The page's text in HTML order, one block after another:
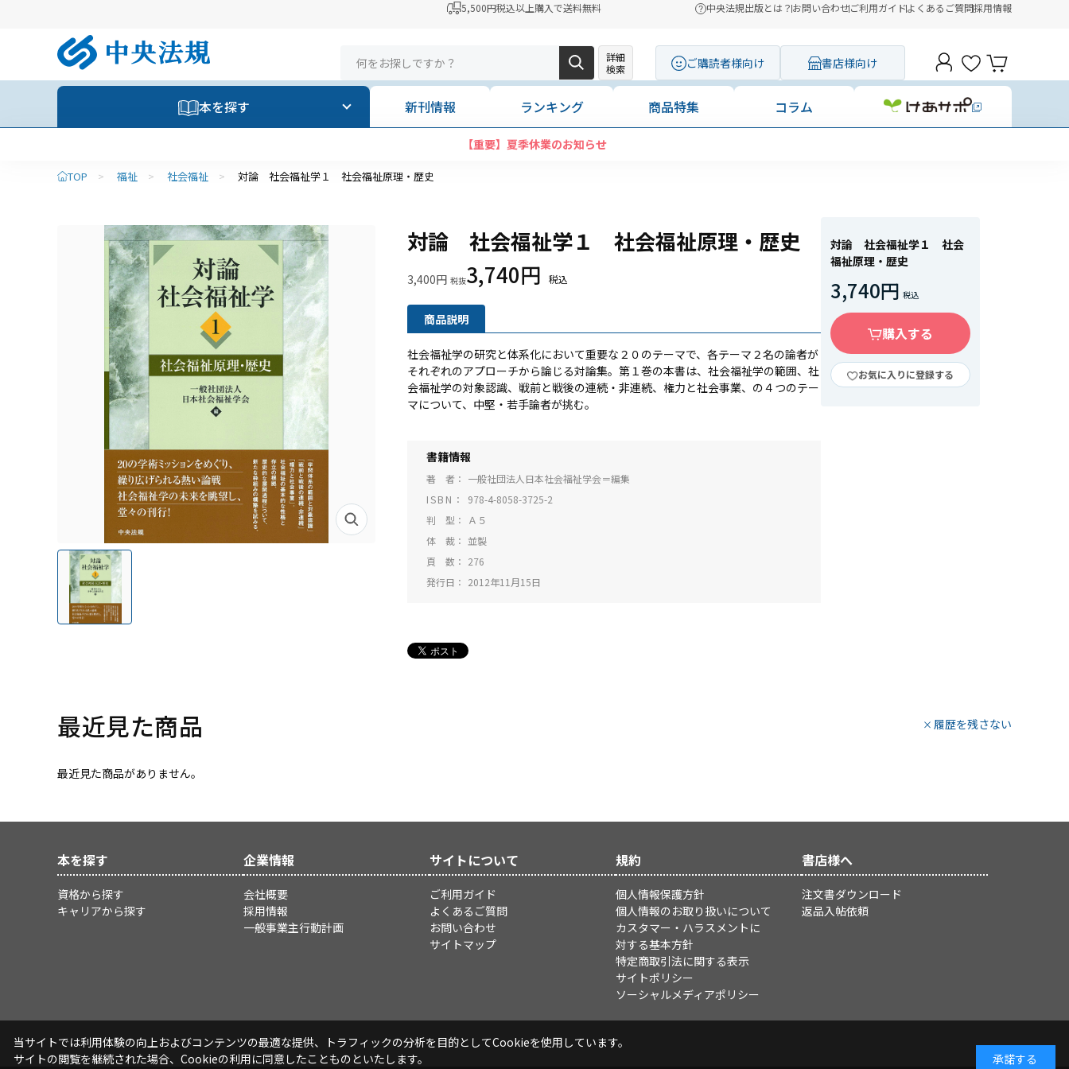
5,500円税込以上購入で送料無料 中央法規出版とは？お問い合わせご利用ガイドよくあるご質問採用情報
詳細
検索
ご購読者様向け 書店様向け
本を探す 新刊情報 ランキング 商品特集 コラム
【重要】夏季休業のお知らせ
TOP > 福祉 > 社会福祉 > 対論 社会福祉学１ 社会福祉原理・歴史
対論 社会福祉学１ 社会福祉原理・歴史
3,400円 3,740円
商品説明
社会福祉学の研究と体系化において重要な２０のテーマで、各テーマ２名の論者が
それぞれのアプローチから論じる対論集。第１巻の本書は、社会福祉学の範囲、社
会福祉学の対象認識、戦前と戦後の連続・非連続、権力と社会事業、の４つのテー
マについて、中堅・若手論者が挑む。
書籍情報
著 者
一般社団法人日本社会福祉学会＝編集
ISBN
978-4-8058-3725-2
判 型
Ａ５
体 裁
並製
頁 数
276
発行日
2012年11月15日
対論 社会福祉学１ 社会
福祉原理・歴史
3,740円
購入する
お気に入りに登録する
最近見た商品
最近見た商品がありません。
履歴を残さない
本を探す
資格から探す
キャリアから探す
企業情報
会社概要
採用情報
一般事業主行動計画
サイトについて
ご利用ガイド
よくあるご質問
お問い合わせ
サイトマップ
規約
個人情報保護方針
個人情報のお取り扱いについて
カスタマー・ハラスメントに
対する基本方針
特定商取引法に関する表示
サイトポリシー
ソーシャルメディアポリシー
書店様へ
注文書ダウンロード
返品入帖依頼
当サイトでは利用体験の向上およびコンテンツの最適な提供、トラフィックの分析を目的としてCookieを使用しています。
サイトの閲覧を継続された場合、Cookieの利用に同意したことものといたします。
承諾する